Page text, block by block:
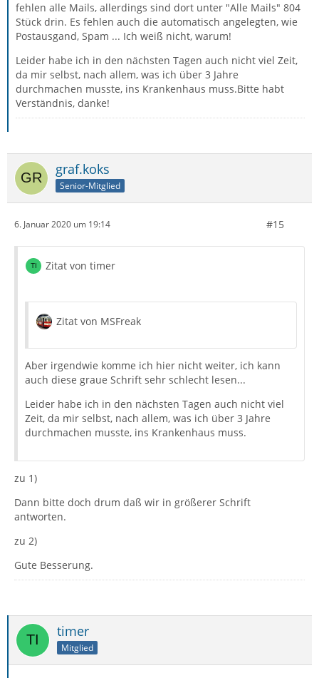
fehlen alle Mails, allerdings sind dort unter "Alle Mails" 804
Stück drin. Es fehlen auch die automatisch angelegten, wie
Postausgand, Spam ... Ich weiß nicht, warum!
Leider habe ich in den nächsten Tagen auch nicht viel Zeit,
da mir selbst, nach allem, was ich über 3 Jahre
durchmachen musste, ins Krankenhaus muss.Bitte habt
Verständnis, danke!
graf.koks
Senior-Mitglied
6. Januar 2020 um 19:14 #15
Zitat von timer
Zitat von MSFreak
Aber irgendwie komme ich hier nicht weiter, ich kann
auch diese graue Schrift sehr schlecht lesen...
Leider habe ich in den nächsten Tagen auch nicht viel
Zeit, da mir selbst, nach allem, was ich über 3 Jahre
durchmachen musste, ins Krankenhaus muss.
zu 1)
Dann bitte doch drum daß wir in größerer Schrift
antworten.
zu 2)
Gute Besserung.
timer
Mitglied